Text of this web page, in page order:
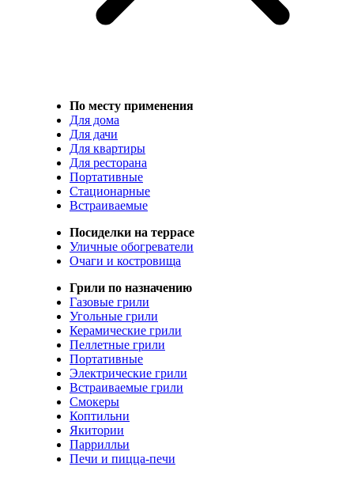
По месту применения
Для дома
Для дачи
Для квартиры
Для ресторана
Портативные
Стационарные
Встраиваемые
Посиделки на террасе
Уличные обогреватели
Очаги и костровища
Грили по назначению
Газовые грили
Угольные грили
Керамические грили
Пеллетные грили
Портативные
Электрические грили
Встраиваемые грили
Смокеры
Коптильни
Якитории
Паррилльи
Печи и пицца-печи